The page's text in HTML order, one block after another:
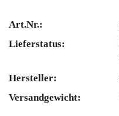
Art.Nr.:
Lieferstatus:
Hersteller:
Versandgewicht: